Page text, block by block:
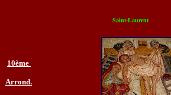
Saint-Laurent
10ème
Arrond.